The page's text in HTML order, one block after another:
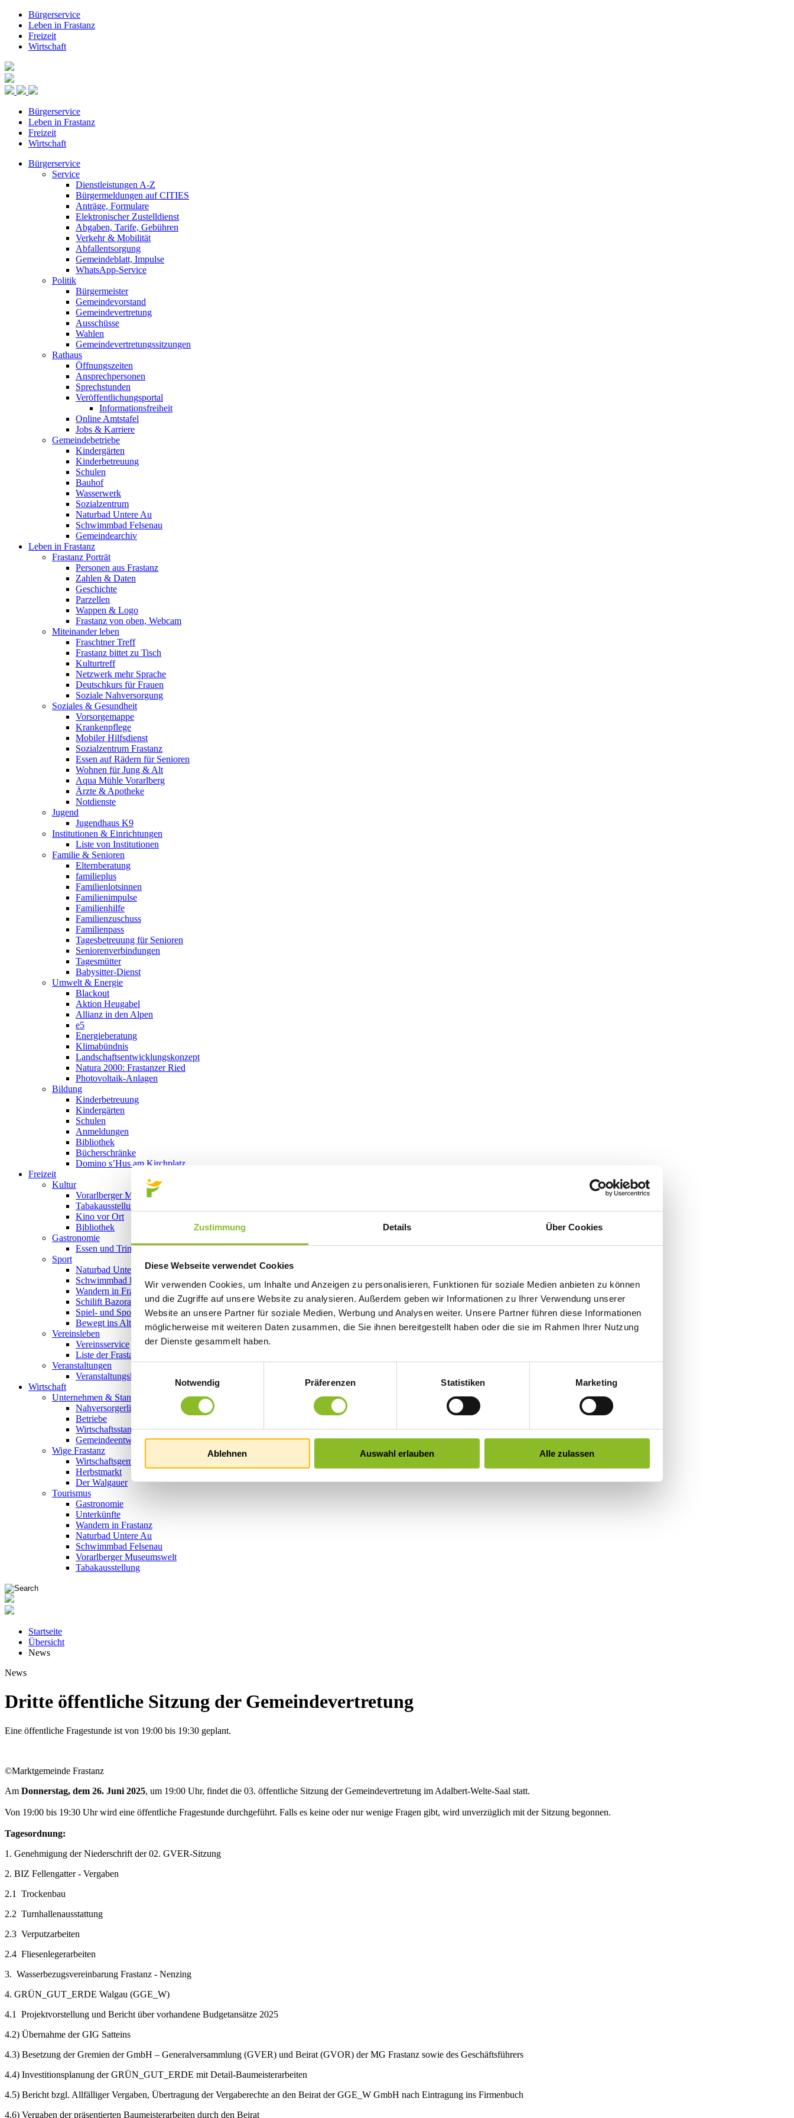
Zustimmung Details Über Cookies
Diese Webseite verwendet Cookies
Wir verwenden Cookies, um Inhalte und Anzeigen zu personalisieren, Funktionen für soziale Medien anbieten zu können
und die Zugriffe auf unsere Website zu analysieren. Außerdem geben wir Informationen zu Ihrer Verwendung unserer
Website an unsere Partner für soziale Medien, Werbung und Analysen weiter. Unsere Partner führen diese Informationen
möglicherweise mit weiteren Daten zusammen, die Sie ihnen bereitgestellt haben oder die sie im Rahmen Ihrer Nutzung
der Dienste gesammelt haben.
Notwendig
Präferenzen Statistiken Marketing
Ablehnen Auswahl erlauben Alle zulassen
Bürgerservice
Leben in Frastanz
Freizeit
Wirtschaft
Bürgerservice
Leben in Frastanz
Freizeit
Wirtschaft
Bürgerservice
Service
Dienstleistungen A-Z
Bürgermeldungen auf CITIES
Anträge, Formulare
Elektronischer Zustelldienst
Abgaben, Tarife, Gebühren
Verkehr & Mobilität
Abfallentsorgung
Gemeindeblatt, Impulse
WhatsApp-Service
Politik
Bürgermeister
Gemeindevorstand
Gemeindevertretung
Ausschüsse
Wahlen
Gemeindevertretungssitzungen
Rathaus
Öffnungszeiten
Ansprechpersonen
Sprechstunden
Veröffentlichungsportal
Informationsfreiheit
Online Amtstafel
Jobs & Karriere
Gemeindebetriebe
Kindergärten
Kinderbetreuung
Schulen
Bauhof
Wasserwerk
Sozialzentrum
Naturbad Untere Au
Schwimmbad Felsenau
Gemeindearchiv
Leben in Frastanz
Frastanz Porträt
Personen aus Frastanz
Zahlen & Daten
Geschichte
Parzellen
Wappen & Logo
Frastanz von oben, Webcam
Miteinander leben
Fraschtner Treff
Frastanz bittet zu Tisch
Kulturtreff
Netzwerk mehr Sprache
Deutschkurs für Frauen
Soziale Nahversorgung
Soziales & Gesundheit
Vorsorgemappe
Krankenpflege
Mobiler Hilfsdienst
Sozialzentrum Frastanz
Essen auf Rädern für Senioren
Wohnen für Jung & Alt
Aqua Mühle Vorarlberg
Ärzte & Apotheke
Notdienste
Jugend
Jugendhaus K9
Institutionen & Einrichtungen
Liste von Institutionen
Familie & Senioren
Elternberatung
familieplus
Familienlotsinnen
Familienimpulse
Familienhilfe
Familienzuschuss
Familienpass
Tagesbetreuung für Senioren
Seniorenverbindungen
Tagesmütter
Babysitter-Dienst
Umwelt & Energie
Blackout
Aktion Heugabel
Allianz in den Alpen
e5
Energieberatung
Klimabündnis
Landschaftsentwicklungskonzept
Natura 2000: Frastanzer Ried
Photovoltaik-Anlagen
Bildung
Kinderbetreuung
Kindergärten
Schulen
Anmeldungen
Bibliothek
Bücherschränke
Domino s’Hus am Kirchplatz
Freizeit
Kultur
Vorarlberger Museumswelt
Tabakausstellung
Kino vor Ort
Bibliothek
Gastronomie
Essen und Trinken in Frastanz
Sport
Naturbad Untere Au
Schwimmbad Felsenau
Wandern in Frastanz
Schilift Bazora
Spiel- und Sportstätten
Bewegt ins Alter
Vereinsleben
Vereinsservice
Liste der Frastanzer Vereine
Veranstaltungen
Veranstaltungskalender
Wirtschaft
Unternehmen & Standort
Nahversorgerliste
Betriebe
Wirtschaftsstandort Frastanz
Gemeindeentwicklung
Wige Frastanz
Wirtschaftsgemeinschaft
Herbstmarkt
Der Walgauer
Tourismus
Gastronomie
Unterkünfte
Wandern in Frastanz
Naturbad Untere Au
Schwimmbad Felsenau
Vorarlberger Museumswelt
Tabakausstellung
Startseite
Übersicht
News
News
Dritte öffentliche Sitzung der Gemeindevertretung
Eine öffentliche Fragestunde ist von 19:00 bis 19:30 geplant.
©Marktgemeinde Frastanz
Am Donnerstag, dem 26. Juni 2025, um 19:00 Uhr, findet die 03. öffentliche Sitzung der Gemeindevertretung im Adalbert-Welte-Saal statt.
Von 19:00 bis 19:30 Uhr wird eine öffentliche Fragestunde durchgeführt. Falls es keine oder nur wenige Fragen gibt, wird unverzüglich mit der Sitzung begonnen.
Tagesordnung:
1. Genehmigung der Niederschrift der 02. GVER-Sitzung
2. BIZ Fellengatter - Vergaben
2.1 Trockenbau
2.2 Turnhallenausstattung
2.3 Verputzarbeiten
2.4 Fliesenlegerarbeiten
3. Wasserbezugsvereinbarung Frastanz - Nenzing
4. GRÜN_GUT_ERDE Walgau (GGE_W)
4.1 Projektvorstellung und Bericht über vorhandene Budgetansätze 2025
4.2) Übernahme der GIG Satteins
4.3) Besetzung der Gremien der GmbH – Generalversammlung (GVER) und Beirat (GVOR) der MG Frastanz sowie des Geschäftsführers
4.4) Investitionsplanung der GRÜN_GUT_ERDE mit Detail-Baumeisterarbeiten
4.5) Bericht bzgl. Allfälliger Vergaben, Übertragung der Vergaberechte an den Beirat der GGE_W GmbH nach Eintragung ins Firmenbuch
4.6) Vergaben der präsentierten Baumeisterarbeiten durch den Beirat